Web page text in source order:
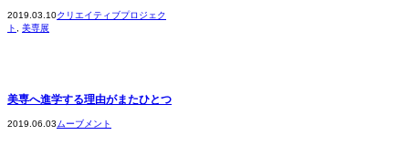
2019.03.10クリエイティブプロジェク
ト
美専展
美専へ進学する理由がまたひとつ
2019.06.03 ムーブメント